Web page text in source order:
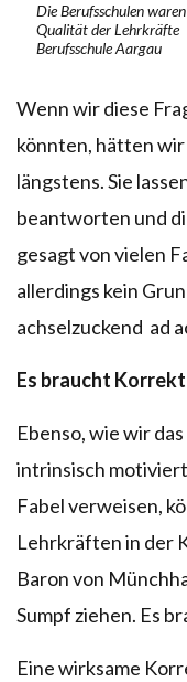
Die Berufsschulen
Qualität der Lehrkräfte
Berufsschule Aargau
Wenn wir diese
könnten, hätten
längstens. Sie
beantworten und
gesagt von vielen
allerdings kein
achselzuckend ad
Es braucht
Ebenso, wie wir
intrinsisch
Fabel verweisen,
Lehrkräften in der
Baron von
Sumpf ziehen. Es
Eine wirksame